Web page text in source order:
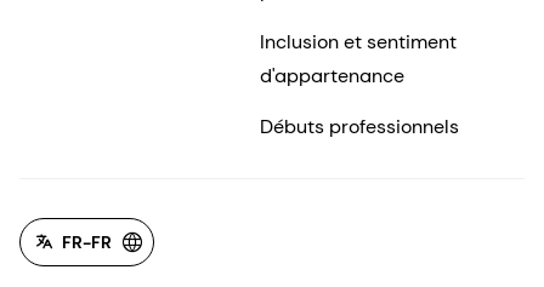
Inclusion et sentiment
d'appartenance
Débuts professionnels
FR-FR